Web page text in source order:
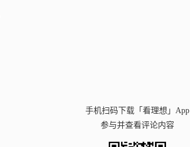
手机扫码下载「看理想」App
参与并查看评论内容